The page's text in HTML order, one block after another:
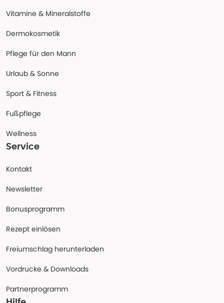
Vitamine & Mineralstoffe
Dermokosmetik
Pflege für den Mann
Urlaub & Sonne
Sport & Fitness
Fußpflege
Wellness
Service
Kontakt
Newsletter
Bonusprogramm
Rezept einlösen
Freiumschlag herunterladen
Vordrucke & Downloads
Partnerprogramm